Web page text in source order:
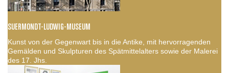
SUERMONDT-LUDWIG-MUSEUM
Kunst von der Gegenwart bis in die Antike, mit hervorragenden
Gemälden und Skulpturen des Spätmittelalters sowie der Malerei
des 17. Jhs.